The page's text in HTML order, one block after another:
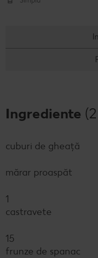
Revista Kaufland -
Ingrediente
cuburi de gheață
mărar proaspăt
1
castravete
15
frunze de spanac